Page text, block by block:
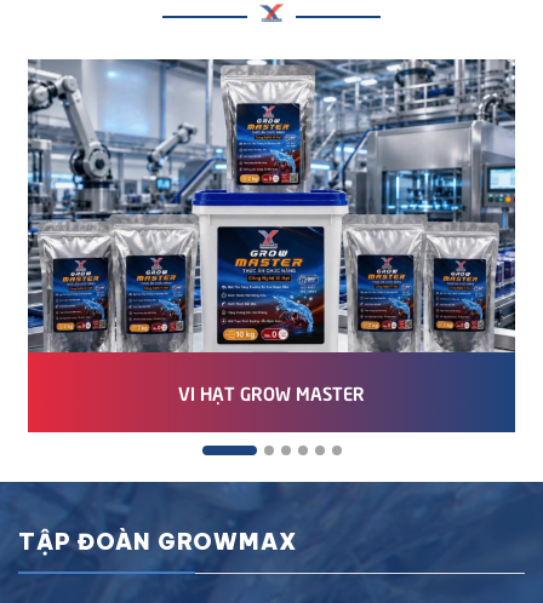
VI HẠT GROW MASTER
TẬP ĐOÀN GROWMAX